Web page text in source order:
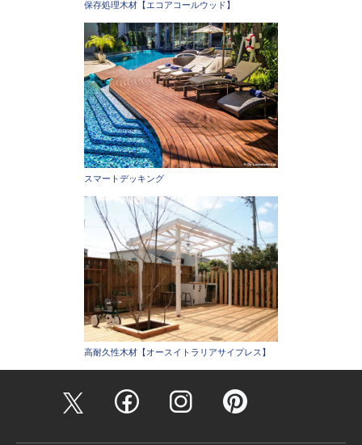
保存処理木材【エコアコールウッド】
スマートデッキング
高耐久性木材【オースイトラリアサイプレス】